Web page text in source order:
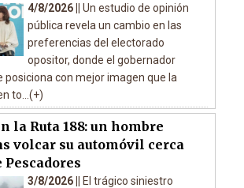
4/8/2026 || Un estudio de opinión
pública revela un cambio en las
preferencias del electorado
opositor, donde el gobernador
posiciona con mejor imagen que la
to...(+)
la Ruta 188: un hombre
volcar su automóvil cerca
Pescadores
3/8/2026 ||
El trágico siniestro